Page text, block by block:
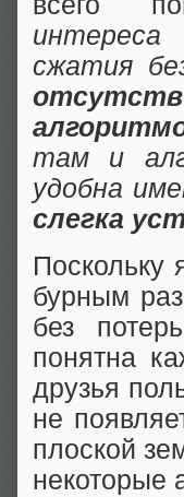
сжатия
там и
удобна
слегка
Поскольку
бурным
без
понятна
друзья
не
плоской
некоторые